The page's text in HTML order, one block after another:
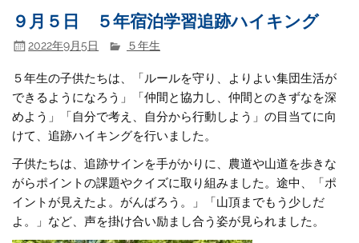
９月５日 ５年宿泊学習追跡ハイキング
2022年9月5日 ５年生
５年生の子供たちは、「ルールを守り、よりよい集団生活が
できるようになろう」「仲間と協力し、仲間とのきずなを深
めよう」「自分で考え、自分から行動しよう」の目当てに向
けて、追跡ハイキングを行いました。
子供たちは、追跡サインを手がかりに、農道や山道を歩きな
がらポイントの課題やクイズに取り組みました。途中、「ポ
イントが見えたよ。がんばろう。」「山頂までもう少しだ
よ。」など、声を掛け合い励まし合う姿が見られました。